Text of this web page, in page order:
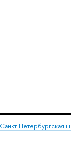
Санкт-Петербургская